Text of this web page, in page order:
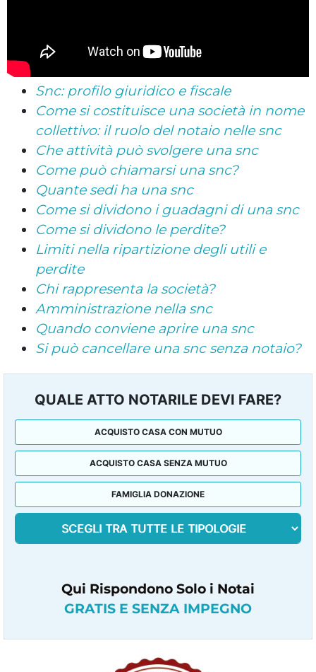
Snc: profilo giuridico e fiscale
Come si costituisce una società in nome
collettivo: il ruolo del notaio nelle snc
Che attività può svolgere una snc
Come può chiamarsi una snc?
Quante sedi ha una snc
Come si dividono i guadagni di una snc
Come si dividono le perdite?
Limiti nella ripartizione degli utili e
perdite
Chi rappresenta la società?
Amministrazione nella snc
Quando conviene aprire una snc
Si può cancellare una snc senza notaio?
QUALE ATTO NOTARILE DEVI FARE?
ACQUISTO CASA CON MUTUO
ACQUISTO CASA SENZA MUTUO
FAMIGLIA DONAZIONE
Qui Rispondono Solo i Notai
GRATIS E SENZA IMPEGNO